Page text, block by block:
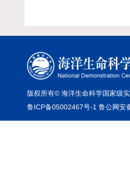
版权所有© 海洋生命科学国家级
鲁ICP备05002467号-1 鲁公网安